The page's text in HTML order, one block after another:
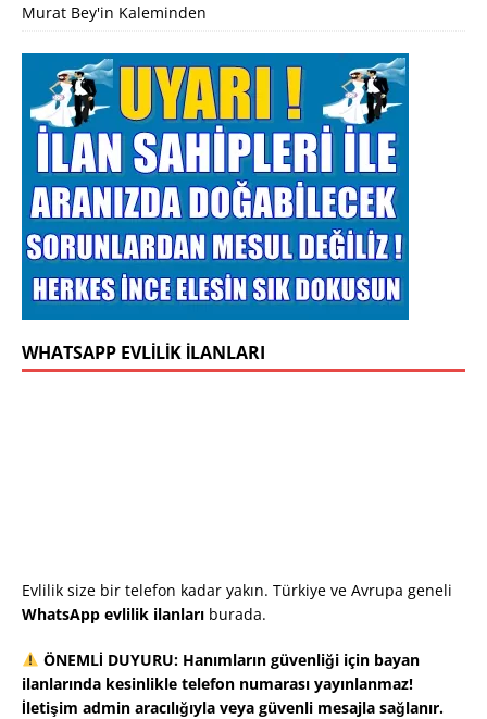
Murat Bey'in Kaleminden
WHATSAPP EVLILIK İLANLARI
Evlilik size bir telefon kadar yakın. Türkiye ve Avrupa geneli
WhatsApp evlilik ilanları burada.
ÖNEMLİ DUYURU: Hanımların güvenliği için bayan
ilanlarında kesinlikle telefon numarası yayınlanmaz!
İletişim admin aracılığıyla veya güvenli mesajla sağlanır.